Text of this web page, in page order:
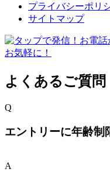
プライバシーポリ
サイトマップ
よくあるご質問
Q
エントリーに年齢制
A